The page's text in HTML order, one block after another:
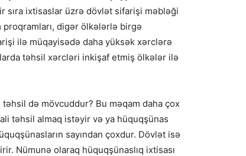
sıra ixtisaslar üzrə dövlət sifarişi məbləği
digər ölkələrlə birgə
ilə müqayisədə daha yüksək xərclərə
təhsil xərcləri inkişaf etmiş ölkələr ilə
də mövcuddur? Bu məqam daha çox
təhsil almaq istəyir və ya hüquqşünas
sayından çoxdur. Dövlət isə
Nümunə olaraq hüquqşünaslıq ixtisası